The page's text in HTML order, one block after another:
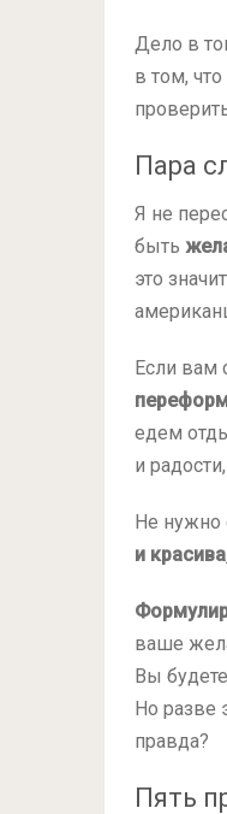
Дело в
в том,
Пара
Я не
быть
это
Если вам
едем
и
Не нужно
и
ваше
Вы
Но разве
правда?
Пять